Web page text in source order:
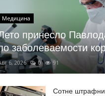
Медицина
принесло
заболеваемости
6, 2026 0 91
Сотне